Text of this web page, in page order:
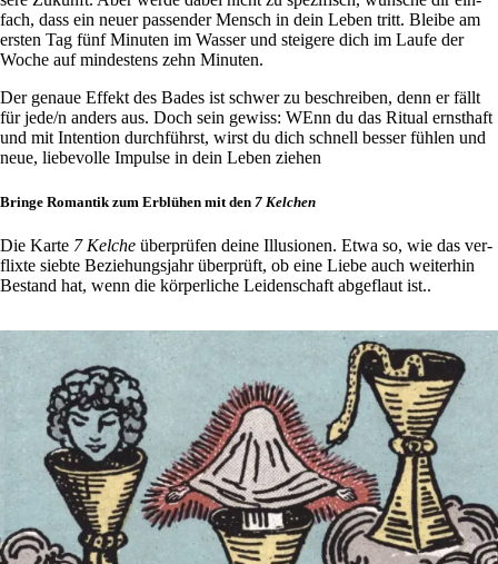
fach, dass ein neuer pas­sender Mensch in dein Leben tritt. Bleibe am
ersten Tag fünf Minuten im Wasser und stei­gere dich im Laufe der
Woche auf min­de­stens zehn Minuten.
Der genaue Effekt des Bades ist schwer zu beschreiben, denn er fällt
für jede/n anders aus. Doch sein gewiss: WEnn du das Ritual ernst­haft
und mit Inten­tion durch­führst, wirst du dich schnell besser fühlen und
neue, lie­be­volle Impulse in dein Leben ziehen
Bringe Romantik zum Erblühen mit den 7 Kelchen
Die Karte 7 Kelche über­prüfen deine Illu­sionen. Etwa so, wie das ver­
flixte siebte Bezie­hungs­jahr über­prüft, ob eine Liebe auch wei­terhin
Bestand hat, wenn die kör­per­liche Lei­den­schaft abge­flaut ist..